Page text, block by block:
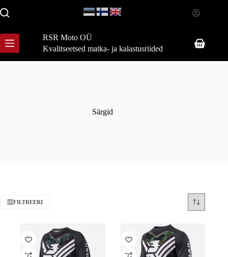
to
RSR Moto OÜ
Kvalitseetsed matka- ja kalastusriided
Shopping
Särgid
FILTREERI